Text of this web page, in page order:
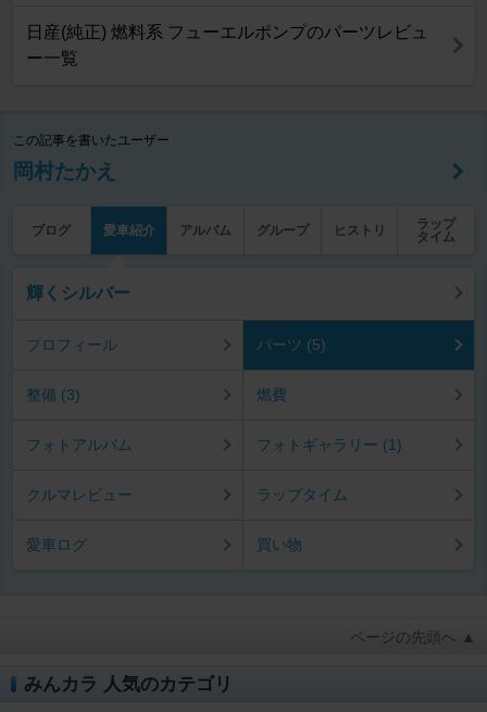
日産(純正) 燃料系 フューエルポンプのパーツレビュ
ー一覧
この記事を書いたユーザー
岡村たかえ
ブログ 愛車紹介 アルバム グループ ヒストリ
ラップ
タイム
輝くシルバー
プロフィール パーツ (5)
整備 (3) 燃費
フォトアルバム フォトギャラリー (1)
クルマレビュー ラップタイム
愛車ログ 買い物
ページの先頭へ ▲
みんカラ 人気のカテゴリ